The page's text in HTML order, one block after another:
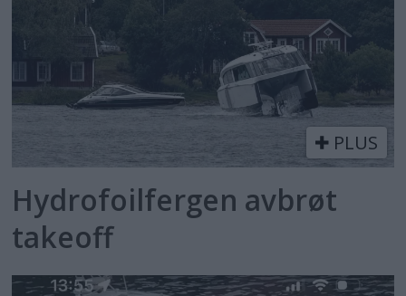
PLUS
Hydrofoilfergen avbrøt
takeoff